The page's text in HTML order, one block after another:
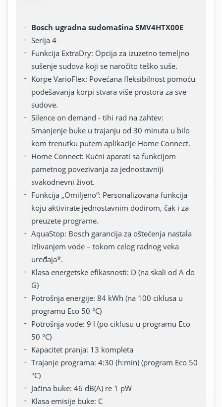
Bosch ugradna sudomašina SMV4HTX00E
Serija 4
Funkcija ExtraDry: Opcija za izuzetno temeljno
sušenje sudova koji se naročito teško suše.
Korpe VarioFlex: Povećana fleksibilnost pomoću
podešavanja korpi stvara više prostora za sve
sudove.
Silence on demand - tihi rad na zahtev:
Smanjenje buke u trajanju od 30 minuta u bilo
kom trenutku putem aplikacije Home Connect.
Home Connect: Kućni aparati sa funkcijom
pametnog povezivanja za jednostavniji
svakodnevni život.
Funkcija „Omiljeno“: Personalizovana funkcija
koju aktivirate jednostavnim dodirom, čak i za
preuzete programe.
AquaStop: Bosch garancija za oštećenja nastala
izlivanjem vode – tokom celog radnog veka
uređaja*.
Klasa energetske efikasnosti: D (na skali od A do
G)
Potrošnja energije: 84 kWh (na 100 ciklusa u
programu Eco 50 °C)
Potrošnja vode: 9 l (po ciklusu u programu Eco
50 °C)
Kapacitet pranja: 13 kompleta
Trajanje programa: 4:30 (h:min) (program Eco 50
°C)
Jačina buke: 46 dB(A) re 1 pW
Klasa emisije buke: C